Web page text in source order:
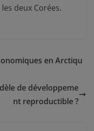
deux Corées.
en Arctiqu
de développeme
nt reproductible ?